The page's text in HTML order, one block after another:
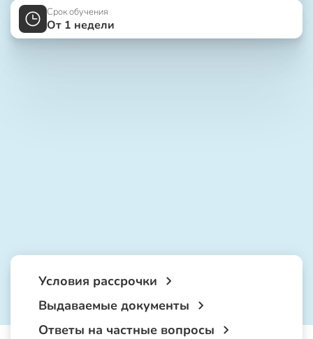
Срок обучения
От 1 недели
Условия рассрочки
Выдаваемые документы
Ответы на частные вопросы